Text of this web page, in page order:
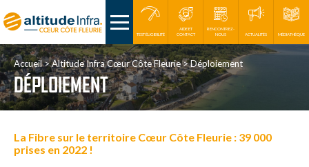
TEST ÉLIGIBILITÉ
AIDE ET
CONTACT
RENCONTREZ-
NOUS
ACTUALITÉS MÉDIATHÈQUE
Accueil Altitude Infra Cœur Côte Fleurie Déploiement
DÉPLOIEMENT
La Fibre sur le territoire Cœur Côte Fleurie : 39 000
prises en 2022 !